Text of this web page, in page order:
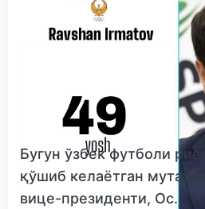
Бугун ўзбек футболи
қўшиб келаётган
вице-президенти, Ос...